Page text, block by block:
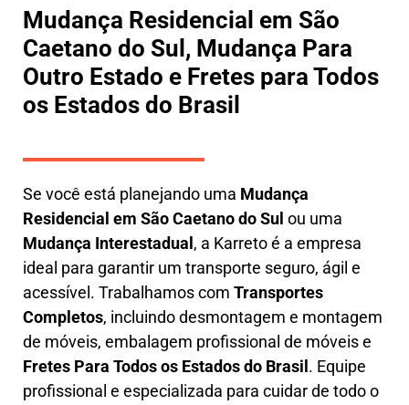
Mudança Residencial em São
Caetano do Sul, Mudança Para
Outro Estado e Fretes para Todos
os Estados do Brasil
Se você está planejando uma Mudança
Residencial em São Caetano do Sul ou uma
Mudança Interestadual , a Karretoé a empresa
ideal para garantir um transporte seguro, ágil e
acessível. Trabalhamos com Transportes
Completos, incluindodesmontagem e montagem
de móveis, embalagem profissional de móveis e
Fretes Para Todos os Estados do Brasil . Equipe
profissional e especializada para cuidar de todo o